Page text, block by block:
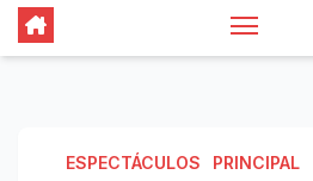
ESPECTÁCULOS PRINCIPAL